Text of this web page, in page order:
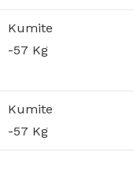
Kumite
-57 Kg
Kumite
-57 Kg